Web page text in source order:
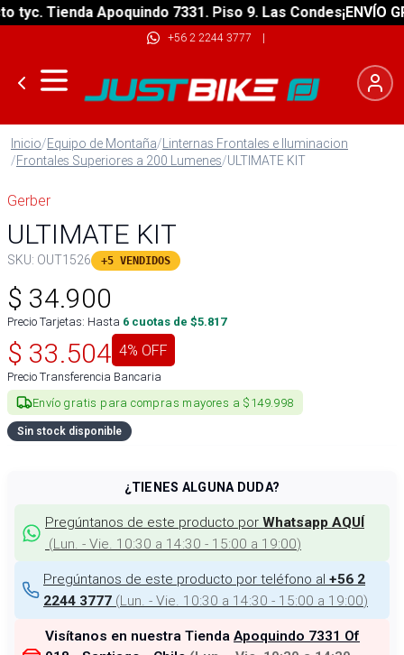
Tienda Apoquindo 7331. Piso 9. Las Condes¡ENVÍO
+56 2 2244 3777 |
Inicio/Equipo de Montaña/Linternas Frontales e Iluminacion
/Frontales Superiores a 200 Lumenes/ULTIMATE KIT
Gerber
ULTIMATE KIT
SKU: OUT1526 +5 VENDIDOS
$ 34.900
Precio Tarjetas: Hasta 6 cuotas de $5.817
$ 33.504 4% OFF
Precio Transferencia Bancaria
Envío gratis para compras mayores a $149.998
Sin stock disponible
¿TIENES ALGUNA DUDA?
Pregúntanos de este producto por Whatsapp AQUÍ
(Lun. - Vie. 10:30 a 14:30 - 15:00 a 19:00)
Pregúntanos de este producto por teléfono al +56 2
2244 3777 (Lun. - Vie. 10:30 a 14:30 - 15:00 a 19:00)
Visítanos en nuestra Tienda Apoquindo 7331 Of